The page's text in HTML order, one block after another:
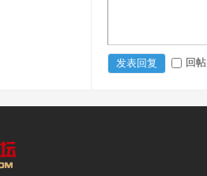
发表回复 回